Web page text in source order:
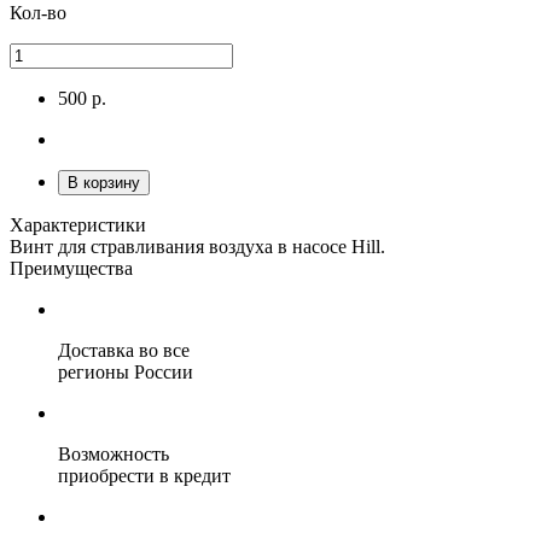
Кол-во
500 р.
В корзину
Характеристики
Винт для стравливания воздуха в насосе Hill.
Преимущества
Доставка во все
регионы России
Возможность
приобрести в кредит